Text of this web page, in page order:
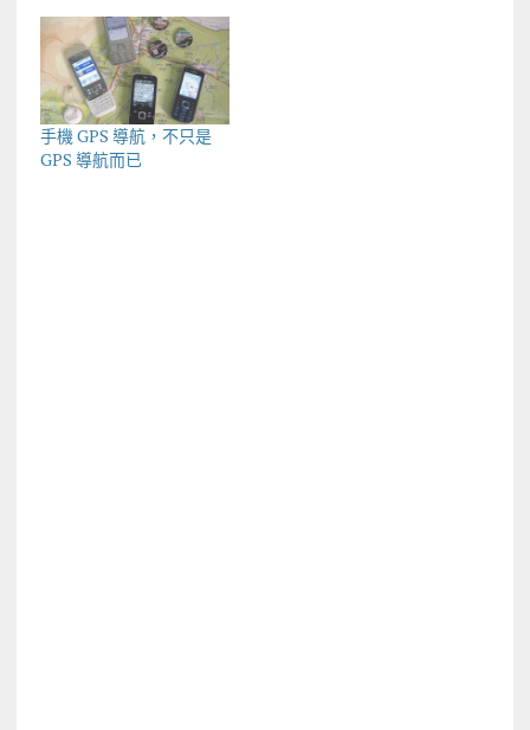
手機 GPS 導航，不只是
GPS 導航而已